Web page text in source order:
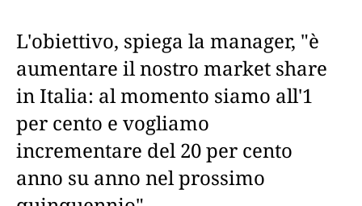
L'obiettivo, spiega la manager, "è
aumentare il nostro market share
in Italia: al momento siamo all'1
per cento e vogliamo
incrementare del 20 per cento
anno su anno nel prossimo